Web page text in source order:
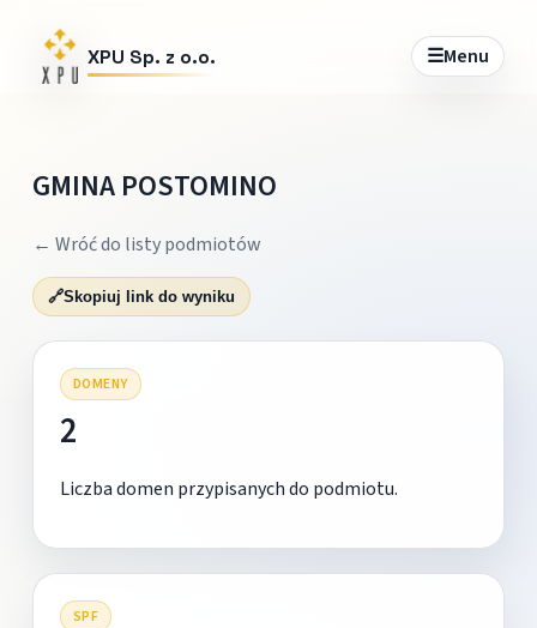
XPU Sp. z o.o. ☰Menu
GMINA POSTOMINO
← Wróć do listy podmiotów
🔗Skopiuj link do wyniku
DOMENY
2
Liczba domen przypisanych do podmiotu.
SPF